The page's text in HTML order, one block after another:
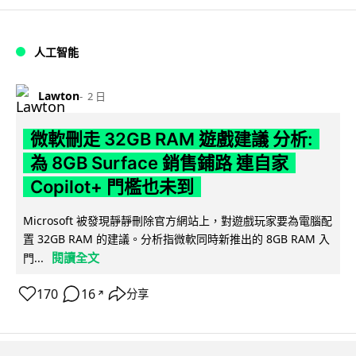
人工智能
Lawton 2 日
微軟刪走 32GB RAM 遊戲建議 分析:
為 8GB Surface 銷售鋪路 連自家
Copilot+ 門檻也未到
Microsoft 被發現靜靜刪除官方網站上，對遊戲玩家要為電腦配
置 32GB RAM 的建議。分析指微軟同時新推出的 8GB RAM 入
門...
閱讀全文
170 16 ↗ 分享